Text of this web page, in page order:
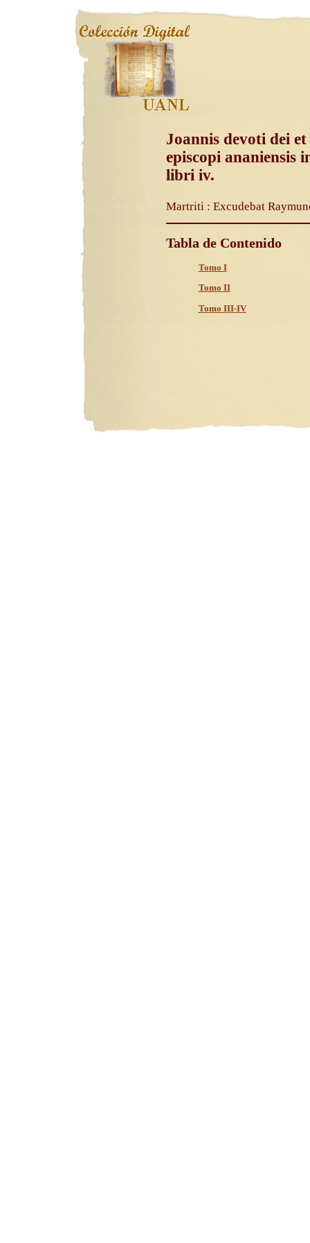
Joannis devoti dei
episcopi ananiensis
libri iv.
Martriti : Excudebat
Tabla de Contenido
Tomo I
Tomo II
Tomo III-IV